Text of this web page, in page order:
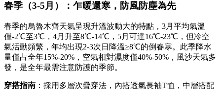
春季（3-5月）：乍暖還寒，防風防塵為先
春季的烏魯木齊天氣呈現升溫波動大的特點，3月平均氣溫
僅-2℃至3℃，4月升至8℃-14℃，5月可達16℃-23℃，但冷空
氣活動頻繁，年均出現2-3次日降溫≥8℃的倒春寒。此季降水
量僅占全年15%-20%，空氣相對濕度僅40%-50%，風沙天氣多
發，是全年最需注意防護的季節。
穿搭指南 ：採用多層次疊穿法，內搭透氣長袖T恤，中層搭配